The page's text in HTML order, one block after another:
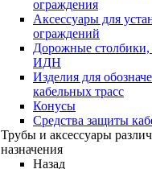
ограждения
Аксессуары для
ограждений
Дорожные
ИДН
Изделия для
кабельных трасс
Конусы
Средства защиты
Трубы и аксессуары
назначения
Назад